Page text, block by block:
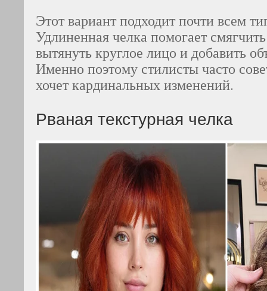
Этот вариант подходит почти всем
Удлиненная челка помогает
вытянуть круглое лицо и добавить
Именно поэтому стилисты часто
хочет кардинальных изменений.
Рваная текстурная челка